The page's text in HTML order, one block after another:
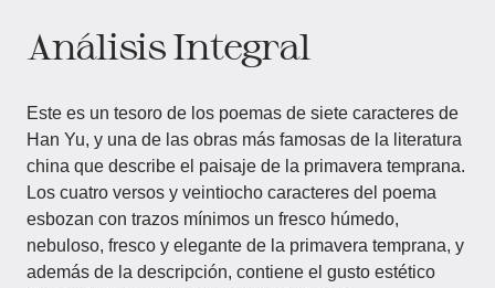
Análisis Integral
Este es un tesoro de los poemas de siete caracteres de
Han Yu, y una de las obras más famosas de la literatura
china que describe el paisaje de la primavera temprana.
Los cuatro versos y veintiocho caracteres del poema
esbozan con trazos mínimos un fresco húmedo,
nebuloso, fresco y elegante de la primavera temprana, y
además de la descripción, contiene el gusto estético